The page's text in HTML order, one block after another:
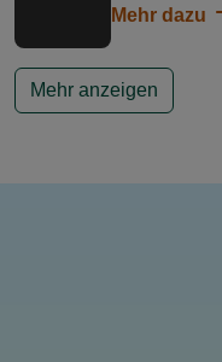
Mehr dazu
Mehr anzeigen